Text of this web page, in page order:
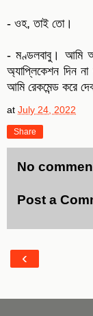
- ওহ, তাই তো।
- মণ্ডলবাবু। আমি
অ্যাপ্লিকেশন দিন
আমি রেকমেন্ড করে
at July 24, 2022
Share
No
Post a
‹